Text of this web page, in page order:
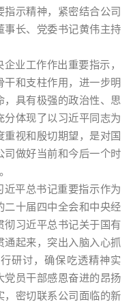
示精神，紧密结合公司
事长、党委书记黄伟主持
业工作作出重要指示，
和支柱作用，进一步明
具有极强的政治性、思
体现了以习近平同志为
视和殷切期望，是对国
司做好当前和今后一个时
近平总书记重要指示作为
二十届四中全会和中央经
彻习近平总书记关于国有
起来，突出入脑入心抓
研讨，确保吃透精神实
党员干部感恩奋进的昂扬
，密切联系公司面临的新